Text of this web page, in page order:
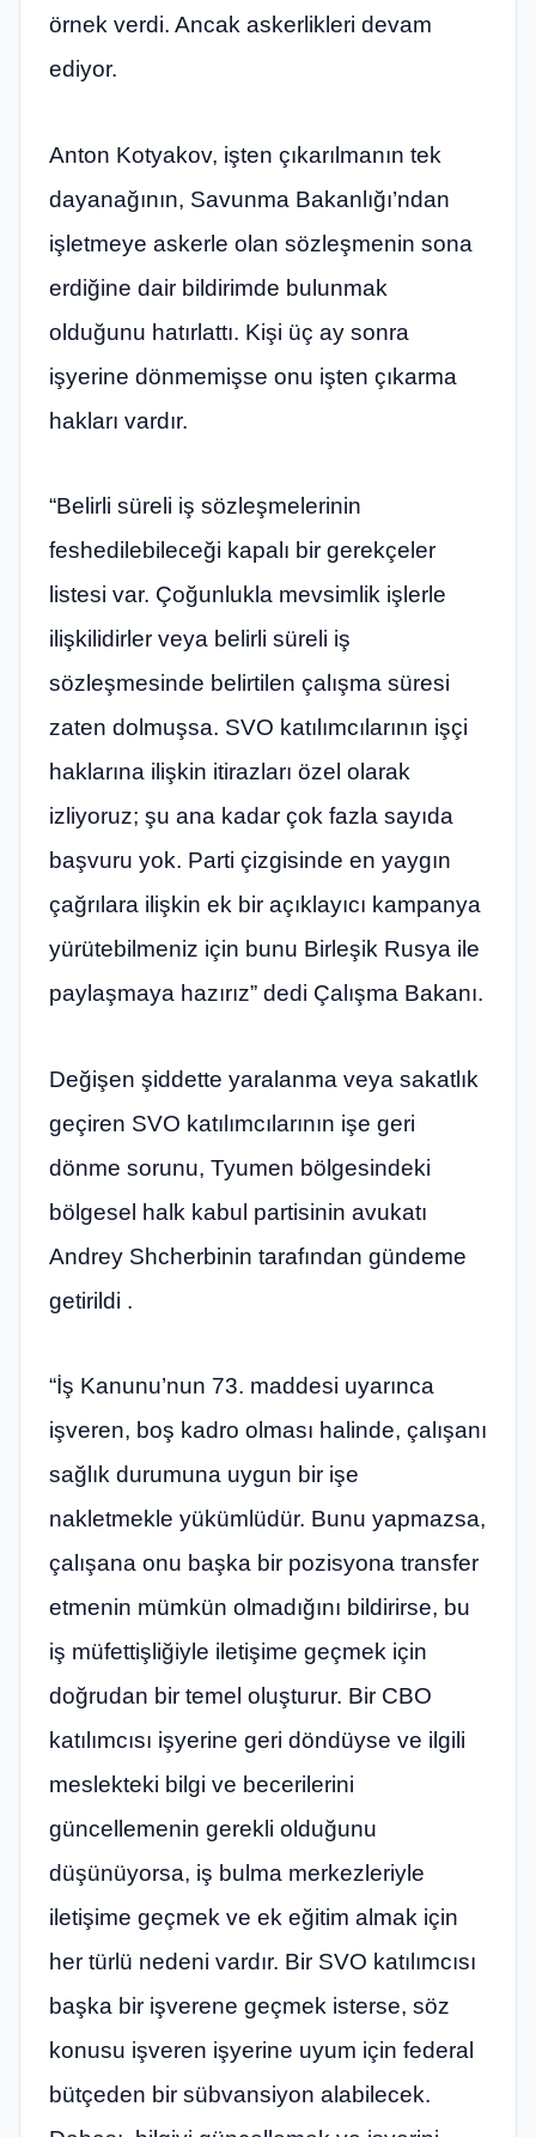
örnek verdi. Ancak askerlikleri devam
ediyor.
Anton Kotyakov, işten çıkarılmanın tek
dayanağının, Savunma Bakanlığı’ndan
işletmeye askerle olan sözleşmenin sona
erdiğine dair bildirimde bulunmak
olduğunu hatırlattı. Kişi üç ay sonra
işyerine dönmemişse onu işten çıkarma
hakları vardır.
“Belirli süreli iş sözleşmelerinin
feshedilebileceği kapalı bir gerekçeler
listesi var. Çoğunlukla mevsimlik işlerle
ilişkilidirler veya belirli süreli iş
sözleşmesinde belirtilen çalışma süresi
zaten dolmuşsa. SVO katılımcılarının işçi
haklarına ilişkin itirazları özel olarak
izliyoruz; şu ana kadar çok fazla sayıda
başvuru yok. Parti çizgisinde en yaygın
çağrılara ilişkin ek bir açıklayıcı kampanya
yürütebilmeniz için bunu Birleşik Rusya ile
paylaşmaya hazırız” dedi Çalışma Bakanı.
Değişen şiddette yaralanma veya sakatlık
geçiren SVO katılımcılarının işe geri
dönme sorunu, Tyumen bölgesindeki
bölgesel halk kabul partisinin avukatı
Andrey Shcherbinin tarafından gündeme
getirildi .
“İş Kanunu’nun 73. maddesi uyarınca
işveren, boş kadro olması halinde, çalışanı
sağlık durumuna uygun bir işe
nakletmekle yükümlüdür. Bunu yapmazsa,
çalışana onu başka bir pozisyona transfer
etmenin mümkün olmadığını bildirirse, bu
iş müfettişliğiyle iletişime geçmek için
doğrudan bir temel oluşturur. Bir CBO
katılımcısı işyerine geri döndüyse ve ilgili
meslekteki bilgi ve becerilerini
güncellemenin gerekli olduğunu
düşünüyorsa, iş bulma merkezleriyle
iletişime geçmek ve ek eğitim almak için
her türlü nedeni vardır. Bir SVO katılımcısı
başka bir işverene geçmek isterse, söz
konusu işveren işyerine uyum için federal
bütçeden bir sübvansiyon alabilecek.